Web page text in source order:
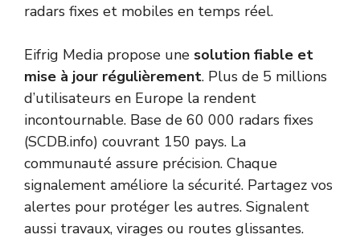
radars fixes et mobiles en temps réel.
Eifrig Media propose une solution fiable et
mise à jour régulièrement. Plus de 5 millions
d’utilisateurs en Europe la rendent
incontournable. Base de 60 000 radars fixes
(SCDB.info) couvrant 150 pays. La
communauté assure précision. Chaque
signalement améliore la sécurité. Partagez vos
alertes pour protéger les autres. Signalent
aussi travaux, virages ou routes glissantes.